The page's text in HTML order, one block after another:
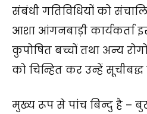
संबंधी गतिविधियों को
आशा आंगनबाड़ी कार्यकर्ता
कुपोषित बच्चों तथा अन्य
को चिन्हित कर उन्हें
मुख्य रूप से पांच बिन्दु है –